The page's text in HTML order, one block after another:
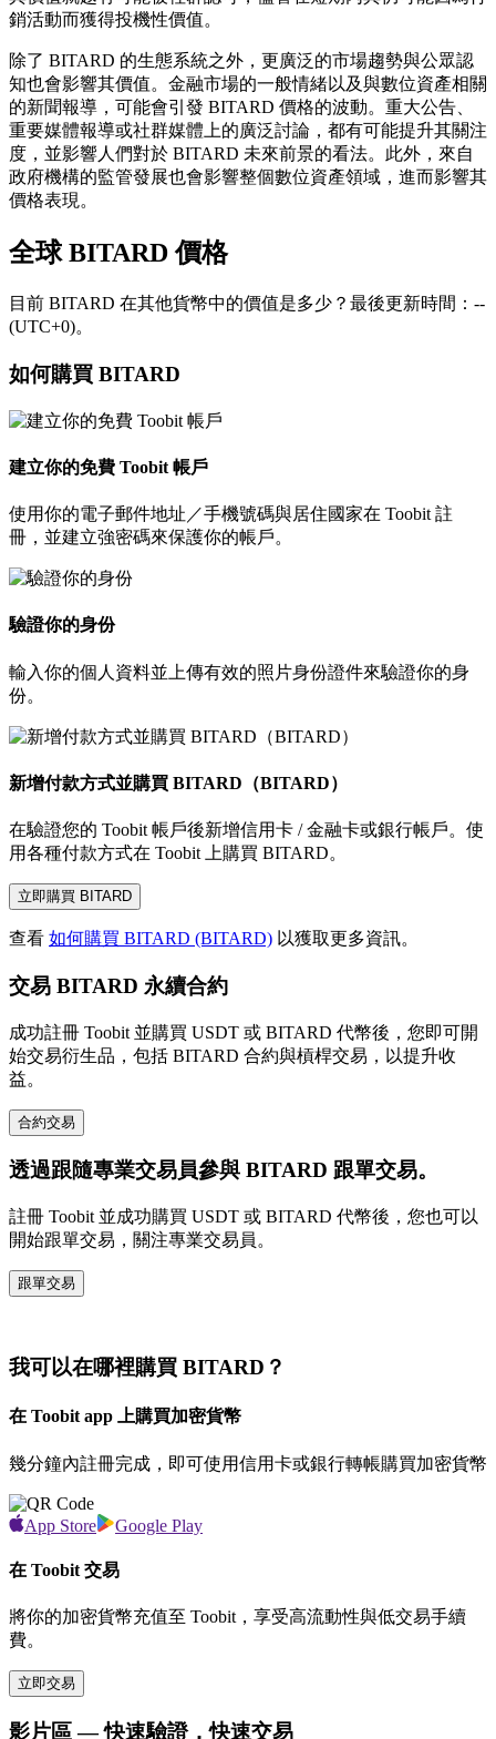
銷活動而獲得投機性價值。
除了 BITARD 的生態系統之外，更廣泛的市場趨勢與公眾認
知也會影響其價值。金融市場的一般情緒以及與數位資產相關
的新聞報導，可能會引發 BITARD 價格的波動。重大公告、
重要媒體報導或社群媒體上的廣泛討論，都有可能提升其關注
度，並影響人們對於 BITARD 未來前景的看法。此外，來自
政府機構的監管發展也會影響整個數位資產領域，進而影響其
價格表現。
全球 BITARD 價格
目前 BITARD 在其他貨幣中的價值是多少？最後更新時間：--
(UTC+0)。
如何購買 BITARD
建立你的免費 Toobit 帳戶
使用你的電子郵件地址／手機號碼與居住國家在 Toobit 註
冊，並建立強密碼來保護你的帳戶。
驗證你的身份
輸入你的個人資料並上傳有效的照片身份證件來驗證你的身
份。
新增付款方式並購買 BITARD（BITARD）
在驗證您的 Toobit 帳戶後新增信用卡 / 金融卡或銀行帳戶。使
用各種付款方式在 Toobit 上購買 BITARD。
立即購買 BITARD
查看 如何購買 BITARD (BITARD) 以獲取更多資訊。
交易 BITARD 永續合約
成功註冊 Toobit 並購買 USDT 或 BITARD 代幣後，您即可開
始交易衍生品，包括 BITARD 合約與槓桿交易，以提升收
益。
合約交易
透過跟隨專業交易員參與 BITARD 跟單交易。
註冊 Toobit 並成功購買 USDT 或 BITARD 代幣後，您也可以
開始跟單交易，關注專業交易員。
跟單交易
我可以在哪裡購買 BITARD？
在 Toobit app 上購買加密貨幣
幾分鐘內註冊完成，即可使用信用卡或銀行轉帳購買加密貨幣
App Store Google Play
在 Toobit 交易
將你的加密貨幣充值至 Toobit，享受高流動性與低交易手續
費。
立即交易
影片區 — 快速驗證，快速交易